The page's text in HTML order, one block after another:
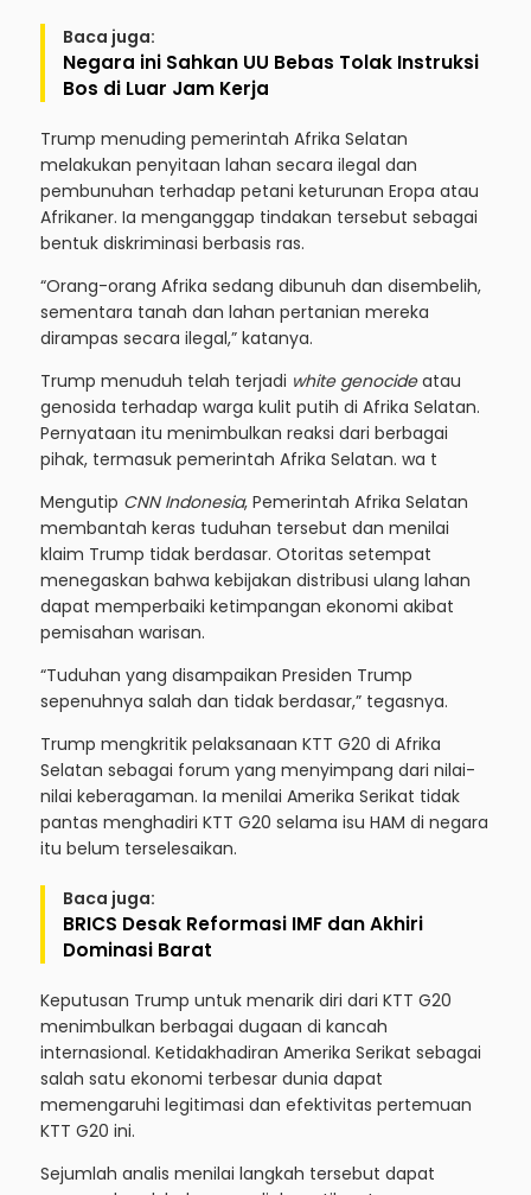
Baca juga:
Negara ini Sahkan UU Bebas Tolak Instruksi
Bos di Luar Jam Kerja
Trump menuding pemerintah Afrika Selatan
melakukan penyitaan lahan secara ilegal dan
pembunuhan terhadap petani keturunan Eropa atau
Afrikaner. Ia menganggap tindakan tersebut sebagai
bentuk diskriminasi berbasis ras.
“Orang-orang Afrika sedang dibunuh dan disembelih,
sementara tanah dan lahan pertanian mereka
dirampas secara ilegal,” katanya.
Trump menuduh telah terjadi white genocideatau
genosida terhadap warga kulit putih di Afrika Selatan.
Pernyataan itu menimbulkan reaksi dari berbagai
pihak, termasuk pemerintah Afrika Selatan. wa t
Mengutip CNN Indonesia, Pemerintah Afrika Selatan
membantah keras tuduhan tersebut dan menilai
klaim Trump tidak berdasar. Otoritas setempat
menegaskan bahwa kebijakan distribusi ulang lahan
dapat memperbaiki ketimpangan ekonomi akibat
pemisahan warisan.
“Tuduhan yang disampaikan Presiden Trump
sepenuhnya salah dan tidak berdasar,” tegasnya.
Trump mengkritik pelaksanaan KTT G20 di Afrika
Selatan sebagai forum yang menyimpang dari nilai-
nilai keberagaman. Ia menilai Amerika Serikat tidak
pantas menghadiri KTT G20 selama isu HAM di negara
itu belum terselesaikan.
Baca juga:
BRICS Desak Reformasi IMF dan Akhiri
Dominasi Barat
Keputusan Trump untuk menarik diri dari KTT G20
menimbulkan berbagai dugaan di kancah
internasional. Ketidakhadiran Amerika Serikat sebagai
salah satu ekonomi terbesar dunia dapat
memengaruhi legitimasi dan efektivitas pertemuan
KTT G20 ini.
Sejumlah analis menilai langkah tersebut dapat